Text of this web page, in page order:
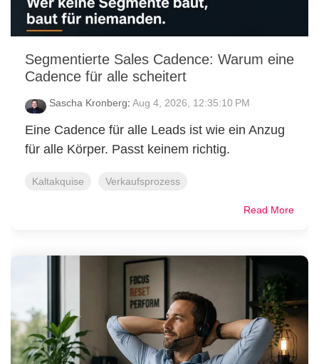
Segmentierte Sales Cadence: Warum eine
Cadence für alle scheitert
Sascha Kronberg: Aug 4, 2026, 12:35:10 PM
Eine Cadence für alle Leads ist wie ein Anzug
für alle Körper. Passt keinem richtig.
Kaltakquise Verkaufsprozess
Read More